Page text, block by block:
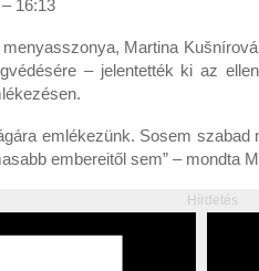
16:13
Martina
– jelentették ki az
emlékezünk. Sosem
embereitől sem” – mondta
Hírdetés